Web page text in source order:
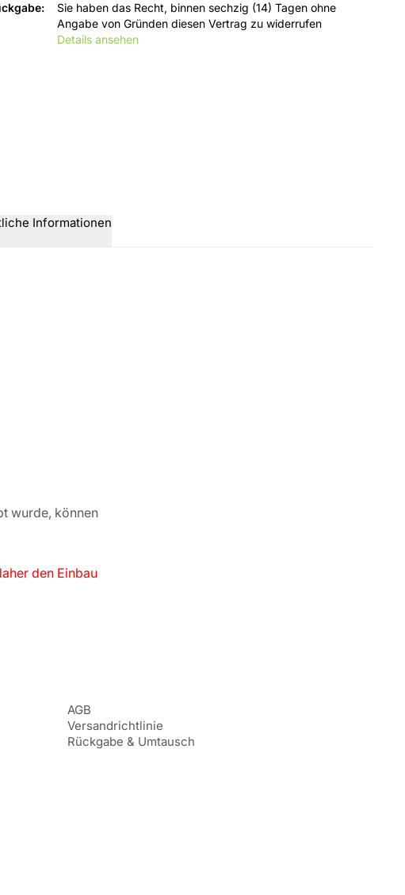
:
Sie haben das Recht, binnen sechzig (14) Tagen ohne
Angabe von Gründen diesen Vertrag zu widerrufen
Details ansehen
Informationen
wurde, können
den Einbau
AGB
Versandrichtlinie
Rückgabe & Umtausch